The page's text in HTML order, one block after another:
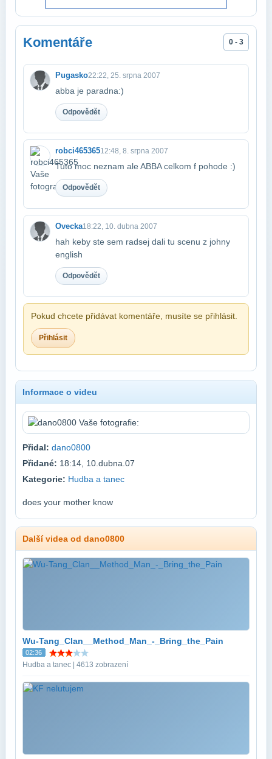
Komentáře 0 - 3
Pugasko22:22, 25. srpna 2007
abba je paradna:)
Odpovědět
robci46536512:48, 8. srpna 2007
Tuto moc neznam ale ABBA celkom f pohode :)
Odpovědět
Ovecka18:22, 10. dubna 2007
hah keby ste sem radsej dali tu scenu z johny
english
Odpovědět
Pokud chcete přidávat komentáře, musíte se přihlásit.
Přihlásit
Informace o videu
Přidal: dano0800
Přidané: 18:14, 10.dubna.07
Kategorie: Hudba a tanec
does your mother know
Další videa od dano0800
Wu-Tang_Clan__Method_Man_-_Bring_the_Pain
02:36
Hudba a tanec | 4613 zobrazení